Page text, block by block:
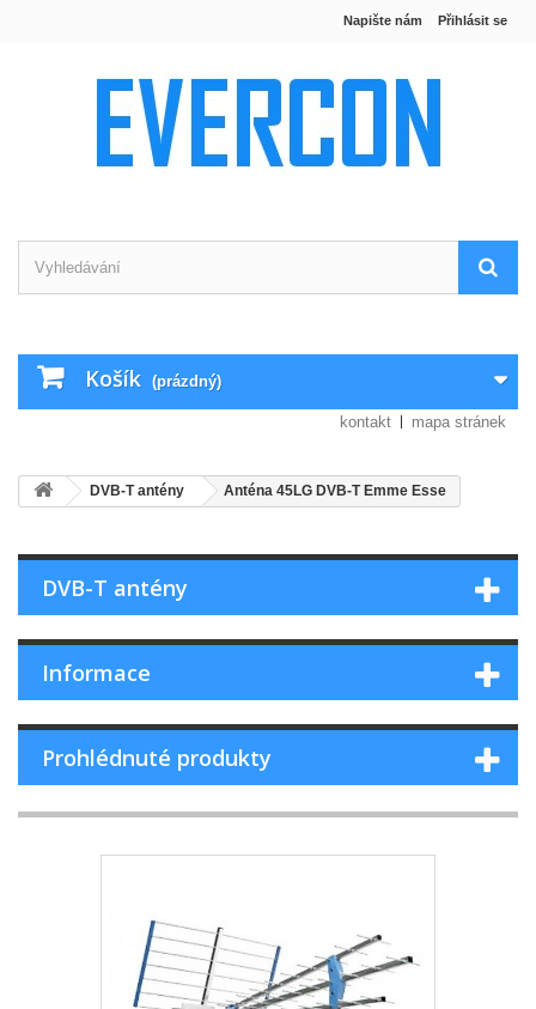
Přihlásit se
Napište nám
Košík (prázdný)
kontakt mapa stránek
DVB-T antény Anténa 45LG DVB-T Emme Esse
DVB-T antény
Informace
Prohlédnuté produkty